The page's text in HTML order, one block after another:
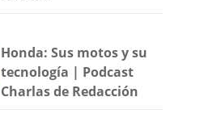
Honda: Sus motos y su
tecnología | Podcast
Charlas de Redacción